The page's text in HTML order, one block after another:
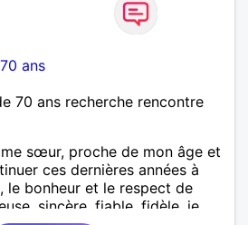
70 ans
70 ans recherche rencontre
sœur, proche de mon âge et
ces dernières années à
le bonheur et le respect de
sincère, fiable, fidèle, je